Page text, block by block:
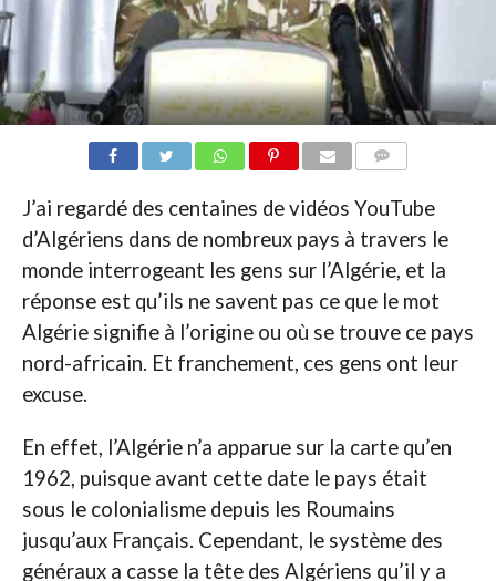
J’ai regardé des centaines de vidéos YouTube
d’Algériens dans de nombreux pays à travers le
monde interrogeant les gens sur l’Algérie, et la
réponse est qu’ils ne savent pas ce que le mot
Algérie signifie à l’origine ou où se trouve ce pays
nord-africain. Et franchement, ces gens ont leur
excuse.
En effet, l’Algérie n’a apparue sur la carte qu’en
1962, puisque avant cette date le pays était
sous le colonialisme depuis les Roumains
jusqu’aux Français. Cependant, le système des
généraux a casse la tête des Algériens qu’il y a